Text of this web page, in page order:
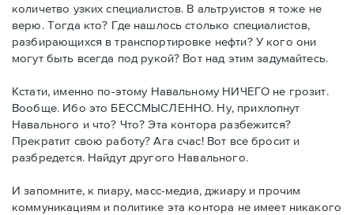
количетво узких специалистов. В альтруистов я тоже не
верю. Тогда кто? Где нашлось столько специалистов,
разбирающихся в транспортировке нефти? У кого они
могут быть всегда под рукой? Вот над этим задумайтесь.
Кстати, именно по-этому Навальному НИЧЕГО не грозит.
Вообще. Ибо это БЕССМЫСЛЕННО. Ну, прихлопнут
Навального и что? Что? Эта контора разбежится?
Прекратит свою работу? Ага счас! Вот все бросит и
разбредется. Найдут другого Навального.
И запомните, к пиару, масс-медиа, джиару и прочим
коммуникациям и политике эта контора не имеет никакого